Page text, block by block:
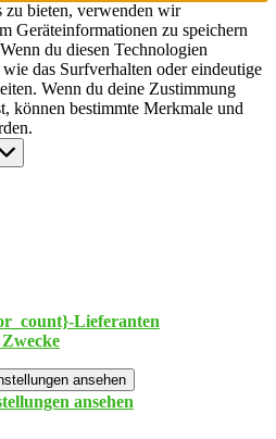
bieten, verwenden wir
Geräteinformationen zu speichern
du diesen Technologien
das Surfverhalten oder eindeutige
Wenn du deine Zustimmung
können bestimmte Merkmale und
Lieferanten
ansehen
ansehen